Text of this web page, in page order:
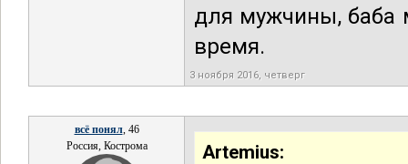
для мужчины, баба
время.
3 ноября 2016, четверг
всё понял, 46
Россия, Кострома
Artemius: